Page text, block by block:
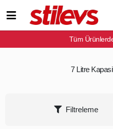
Tüm
7 Litre
Filtreleme